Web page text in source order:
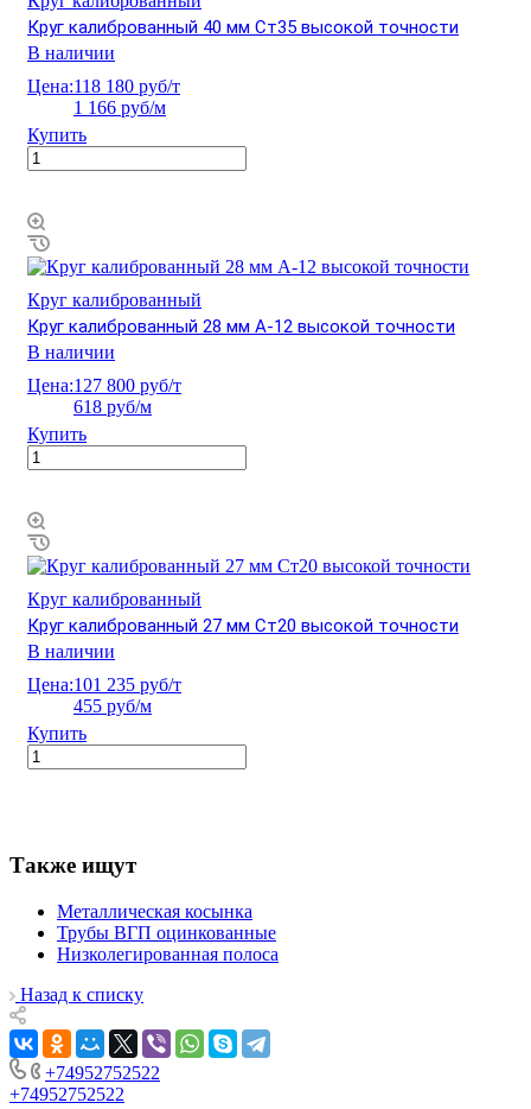
Круг калиброванный 40 мм Ст35 высокой точности
В наличии
Цена:118 180 руб/т
1 166 руб/м
Купить
Круг калиброванный
Круг калиброванный 28 мм А-12 высокой точности
В наличии
Цена:127 800 руб/т
618 руб/м
Купить
Круг калиброванный
Круг калиброванный 27 мм Ст20 высокой точности
В наличии
Цена:101 235 руб/т
455 руб/м
Купить
Также ищут
Металлическая косынка
Трубы ВГП оцинкованные
Низколегированная полоса
Назад к списку
+74952752522
+74952752522